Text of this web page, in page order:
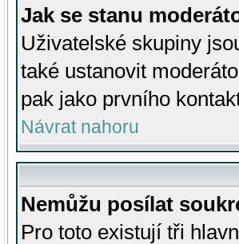
Jak se stanu
Uživatelské skupiny
také ustanovit
pak jako prvního
Návrat nahoru
Nemůžu posílat
Pro toto existují tři